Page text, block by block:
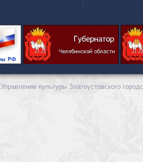
культуры Златоустовского